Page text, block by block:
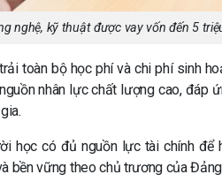
nghệ, kỹ thuật được vay vốn đến 5
toàn bộ học phí và chi phí sinh
nhân lực chất lượng cao, đáp
học có đủ nguồn lực tài chính để
bền vững theo chủ trương của